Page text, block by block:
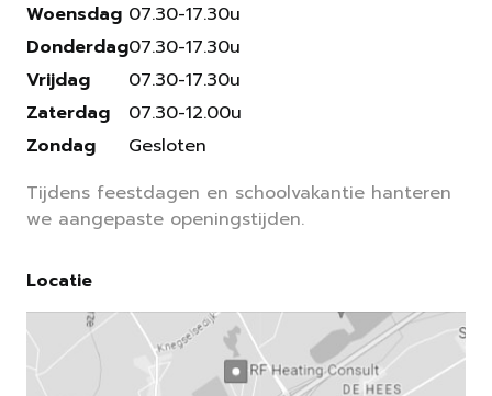
Woensdag
Donderdag
Vrijdag
Zaterdag
Zondag
07.30-17.30u
07.30-17.30u
07.30-17.30u
07.30-12.00u
Gesloten
Tijdens feestdagen en schoolvakantie hanteren
we aangepaste openingstijden.
Locatie